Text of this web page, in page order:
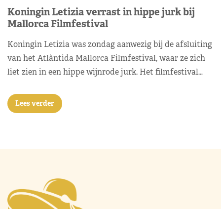
Koningin Letizia verrast in hippe jurk bij
Mallorca Filmfestival
Koningin Letizia was zondag aanwezig bij de afsluiting
van het Atlàntida Mallorca Filmfestival, waar ze zich
liet zien in een hippe wijnrode jurk. Het filmfestival…
Lees verder